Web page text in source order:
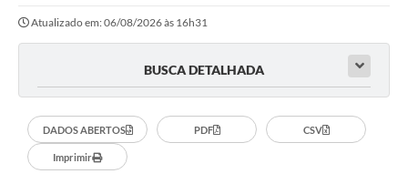
Atualizado em: 06/08/2026 às 16h31
BUSCA DETALHADA
DADOS ABERTOS PDF CSV
Imprimir